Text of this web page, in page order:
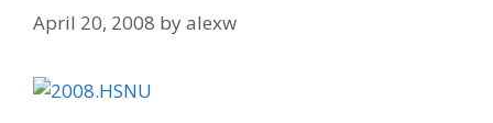
April 20, 2008 byalexw